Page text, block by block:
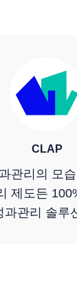
CLAP
관리의 모
제도든
과관리 솔루